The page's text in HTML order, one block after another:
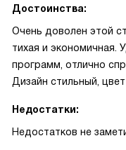
Достоинства:
Очень доволен этой
тихая и экономичная.
программ, отлично
Дизайн стильный,
Недостатки:
Недостатков не